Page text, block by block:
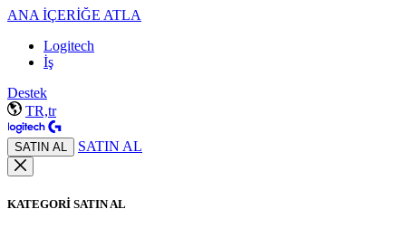
ANA İÇERİĞE ATLA
Logitech
İş
Destek
TR,tr
SATIN AL SATIN AL
KATEGORİ SATIN AL